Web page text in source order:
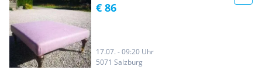
€ 86
17.07. - 09:20 Uhr
5071 Salzburg